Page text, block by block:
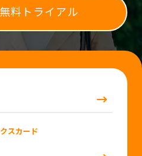
料トライアル
スカード